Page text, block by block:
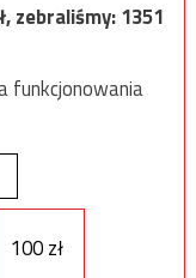
zebraliśmy:1351
funkcjonowania
100 zł